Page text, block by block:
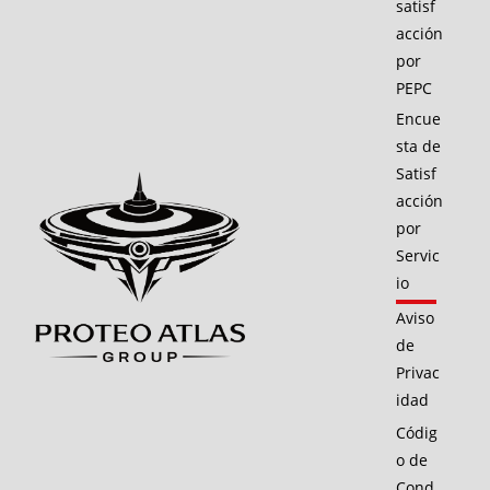
satisf
acción
por
PEPC
Encue
sta de
Satisf
acción
por
Servic
io
Aviso
de
Privac
idad
Códig
o de